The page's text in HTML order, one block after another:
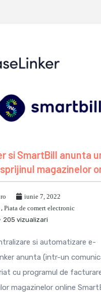
si SmartBill anunta
magazinelor
iunie 7, 2022
, Piata de comert electronic
205 vizualizari
si automatizare e-
anunta (intr-un
cu programul de
magazinelor online